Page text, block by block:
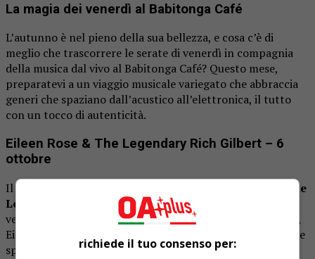
La magia dei venerdì al Babitonga Café
L’autunno è nel pieno della sua bellezza, e cosa c’è di
meglio che trascorrere le serate di venerdì in compagnia
della musica dal vivo al Babitonga Café? Questo mese,
preparatevi a un viaggio musicale variegato che abbraccia
generi che spaziano dall’acustico all’elettronica, il tutto
con un tocco di autenticità.
Eileen Rose & The Legendary Rich Gilbert – 6
ottobre
Il 6 ottobre, il Babitonga Café ospiterà
Eileen Rose & The
Legendary Rich Gilbert, un duo musicale che incarna la
vera essenza della diversità musicale. Originaria di Boston,
Eileen Rose ha intrapreso un viaggio musicale eclettico che
spazia dalla musica tradizionale irlandese al folk, dai
richiede il tuo consenso per: